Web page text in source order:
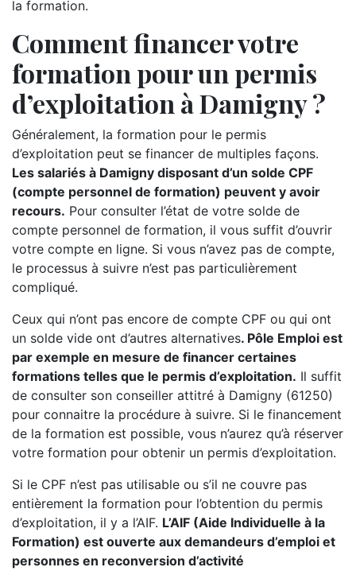
la formation.
Comment financer votre
formation pour un permis
d’exploitation à Damigny ?
Généralement, la formation pour le permis
d’exploitation peut se financer de multiples façons.
Les salariés à Damigny disposant d’un solde CPF
(compte personnel de formation) peuvent y avoir
recours. Pour consulter l’état de votre solde de
compte personnel de formation, il vous suffit d’ouvrir
votre compte en ligne. Si vous n’avez pas de compte,
le processus à suivre n’est pas particulièrement
compliqué.
Ceux qui n’ont pas encore de compte CPF ou qui ont
un solde vide ont d’autres alternatives. Pôle Emploi est
par exemple en mesure de financer certaines
formations telles que le permis d’exploitation. Il suffit
de consulter son conseiller attitré à Damigny (61250)
pour connaitre la procédure à suivre. Si le financement
de la formation est possible, vous n’aurez qu’à réserver
votre formation pour obtenir un permis d’exploitation.
Si le CPF n’est pas utilisable ou s’il ne couvre pas
entièrement la formation pour l’obtention du permis
d’exploitation, il y a l’AIF. L’AIF (Aide Individuelle à la
Formation) est ouverte aux demandeurs d’emploi et
personnes en reconversion d’activité